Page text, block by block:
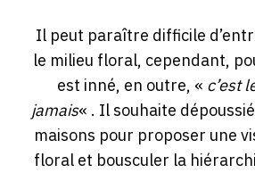
Il peut paraître difficile
le milieu floral, cependant,
est inné, en outre, « c’est
jamais« . Il souhaite
maisons pour proposer une
floral et bousculer la